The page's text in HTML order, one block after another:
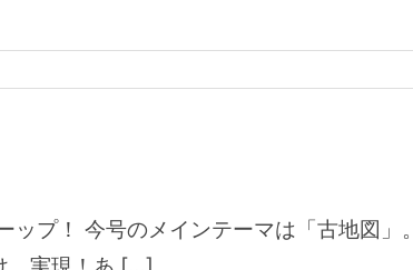
プ！ 今号のメインテーマは「古地図」